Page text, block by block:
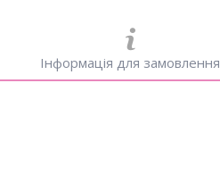
Інформація для замовлення